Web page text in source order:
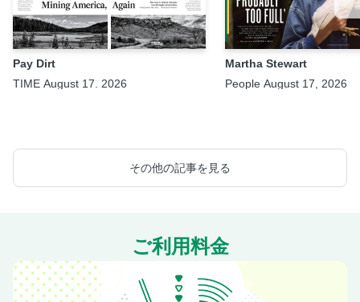
Pay Dirt
TIME August 17. 2026
Martha Stewart
People August 17, 2026
その他の記事を見る
ご利用料金